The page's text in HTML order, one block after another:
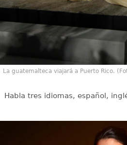
La guatemalteca viajará a Puerto Rico.
Habla tres idiomas, español,